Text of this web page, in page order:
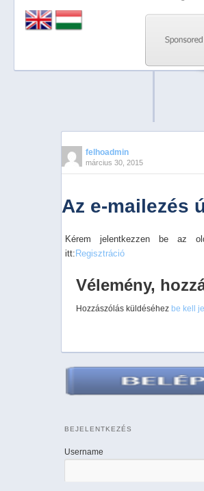
felhoadmin
március 30, 2015
Az e-mailezés
Kérem jelentkezzen be az
itt: Regisztráció
Vélemény,
Hozzászólás küldéséhez be kell
BEJELENTKEZÉS
Username